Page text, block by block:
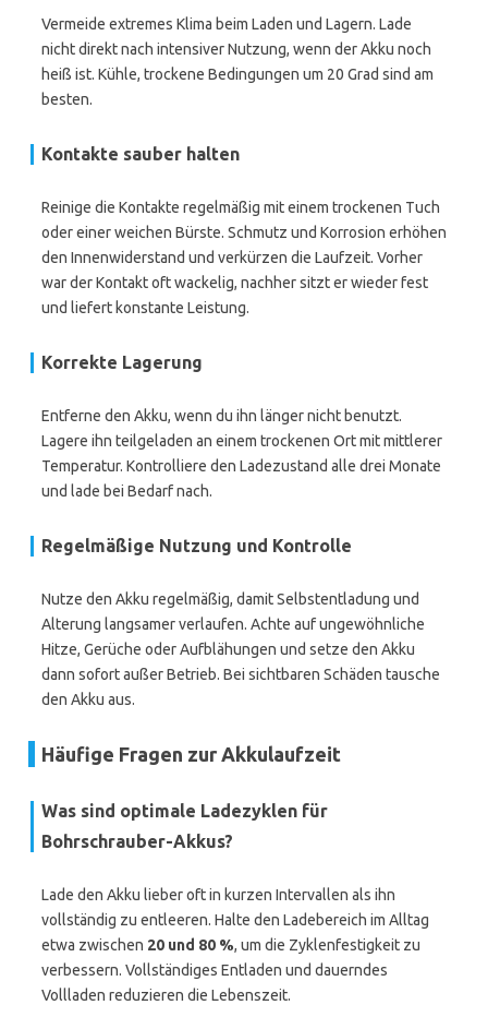
Vermeide extremes Klima beim Laden und Lagern. Lade
nicht direkt nach intensiver Nutzung, wenn der Akku noch
heiß ist. Kühle, trockene Bedingungen um 20 Grad sind am
besten.
Kontakte sauber halten
Reinige die Kontakte regelmäßig mit einem trockenen Tuch
oder einer weichen Bürste. Schmutz und Korrosion erhöhen
den Innenwiderstand und verkürzen die Laufzeit. Vorher
war der Kontakt oft wackelig, nachher sitzt er wieder fest
und liefert konstante Leistung.
Korrekte Lagerung
Entferne den Akku, wenn du ihn länger nicht benutzt.
Lagere ihn teilgeladen an einem trockenen Ort mit mittlerer
Temperatur. Kontrolliere den Ladezustand alle drei Monate
und lade bei Bedarf nach.
Regelmäßige Nutzung und Kontrolle
Nutze den Akku regelmäßig, damit Selbstentladung und
Alterung langsamer verlaufen. Achte auf ungewöhnliche
Hitze, Gerüche oder Aufblähungen und setze den Akku
dann sofort außer Betrieb. Bei sichtbaren Schäden tausche
den Akku aus.
Häufige Fragen zur Akkulaufzeit
Was sind optimale Ladezyklen für
Bohrschrauber-Akkus?
Lade den Akku lieber oft in kurzen Intervallen als ihn
vollständig zu entleeren. Halte den Ladebereich im Alltag
etwa zwischen 20 und 80 %, um die Zyklenfestigkeit zu
verbessern. Vollständiges Entladen und dauerndes
Vollladen reduzieren die Lebenszeit.